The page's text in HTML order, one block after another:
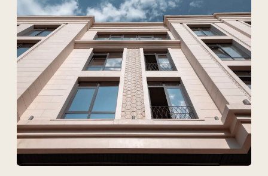
ТОО Техновид
Плюс
БСН 050440001556
Мәзір
Технологиялар және материалдар
Қызметтер
Жобалар
Шешімдер
Біз туралы
Вакансиялар
Байланыс деректері
Байланыс